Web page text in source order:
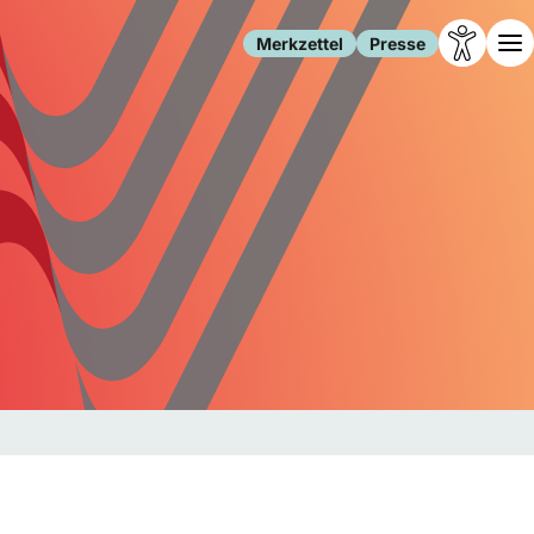
Merkzettel Presse
Leben
Familie
Freizeit
Gesundheit
Internet
Gesellschaft
Forschung
Migration
Polizei